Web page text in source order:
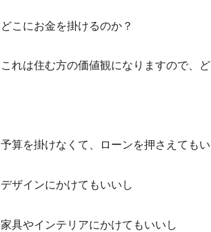
どこにお金を掛けるのか？
これは住む方の価値観になりますので、
予算を掛けなくて、ローンを押さえても
デザインにかけてもいいし
家具やインテリアにかけてもいいし